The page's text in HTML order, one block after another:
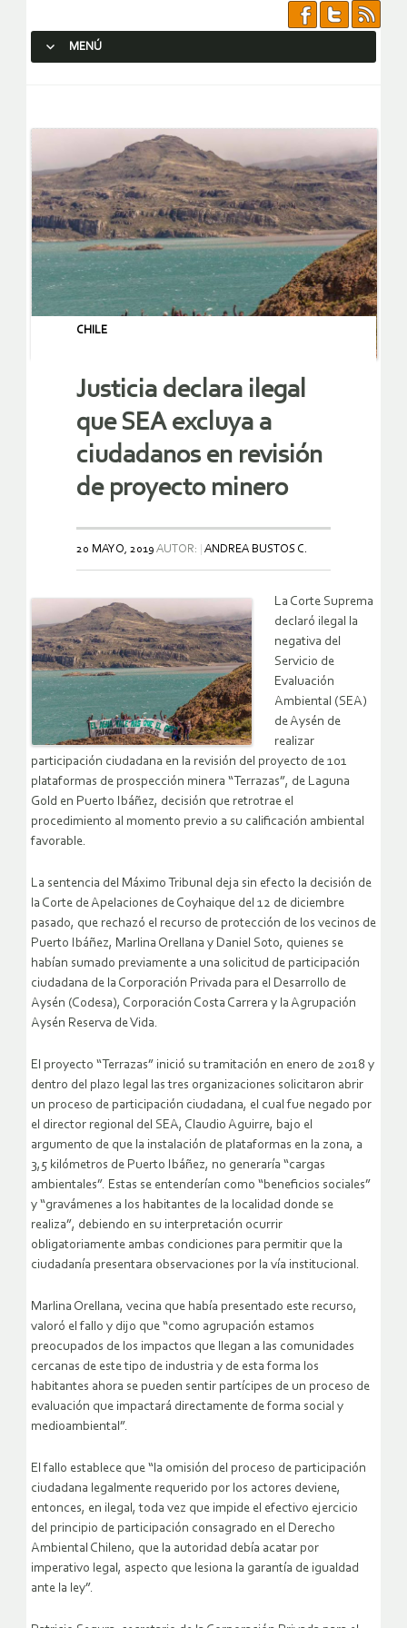
MENÚ
CHILE
Justicia declara ilegal
que SEA excluya a
ciudadanos en revisión
de proyecto minero
20 MAYO, 2019 AUTOR: ANDREA BUSTOS C.
La Corte Suprema
declaró ilegal la
negativa del
Servicio de
Evaluación
Ambiental (SEA)
de Aysén de
realizar
participación ciudadana en la revisión del proyecto de 101
plataformas de prospección minera “Terrazas”, de Laguna
Gold en Puerto Ibáñez, decisión que retrotrae el
procedimiento al momento previo a su calificación ambiental
favorable.
La sentencia del Máximo Tribunal deja sin efecto la decisión de
la Corte de Apelaciones de Coyhaique del 12 de diciembre
pasado, que rechazó el recurso de protección de los vecinos de
Puerto Ibáñez, Marlina Orellana y Daniel Soto, quienes se
habían sumado previamente a una solicitud de participación
ciudadana de la Corporación Privada para el Desarrollo de
Aysén (Codesa), Corporación Costa Carrera y la Agrupación
Aysén Reserva de Vida.
El proyecto “Terrazas” inició su tramitación en enero de 2018 y
dentro del plazo legal las tres organizaciones solicitaron abrir
un proceso de participación ciudadana, el cual fue negado por
el director regional del SEA, Claudio Aguirre, bajo el
argumento de que la instalación de plataformas en la zona, a
3,5 kilómetros de Puerto Ibáñez, no generaría “cargas
ambientales”. Estas se entenderían como “beneficios sociales”
y “gravámenes a los habitantes de la localidad donde se
realiza”, debiendo en su interpretación ocurrir
obligatoriamente ambas condiciones para permitir que la
ciudadanía presentara observaciones por la vía institucional.
Marlina Orellana, vecina que había presentado este recurso,
valoró el fallo y dijo que “como agrupación estamos
preocupados de los impactos que llegan a las comunidades
cercanas de este tipo de industria y de esta forma los
habitantes ahora se pueden sentir partícipes de un proceso de
evaluación que impactará directamente de forma social y
medioambiental”.
El fallo establece que “la omisión del proceso de participación
ciudadana legalmente requerido por los actores deviene,
entonces, en ilegal, toda vez que impide el efectivo ejercicio
del principio de participación consagrado en el Derecho
Ambiental Chileno, que la autoridad debía acatar por
imperativo legal, aspecto que lesiona la garantía de igualdad
ante la ley”.